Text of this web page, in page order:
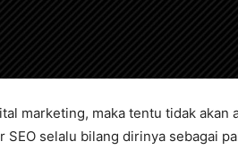
marketing, maka tentu tidak akan
selalu bilang dirinya sebagai